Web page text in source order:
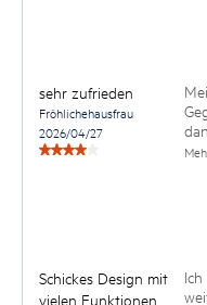
sehr zufrieden
Fröhlichehausfrau
2026/04/27
Schickes Design mit
vielen Funktionen